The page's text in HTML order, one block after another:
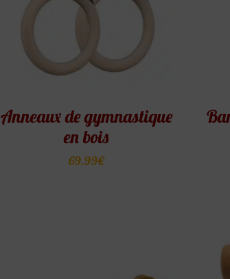
Anneaux de gymnastique
en bois
69.99€